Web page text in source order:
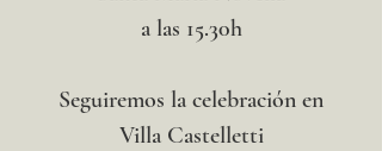
a las 15.30h
Seguiremos la celebración en
Villa Castelletti